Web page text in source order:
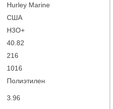
Hurley Marine
США
H3O+
40.82
216
1016
Полиэтилен
3.96